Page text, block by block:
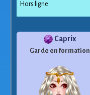
Hors ligne
Caprix
Garde en formation